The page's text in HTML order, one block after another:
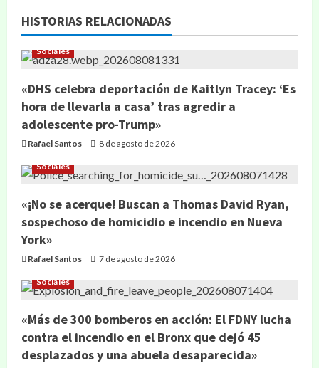
HISTORIAS RELACIONADAS
Sociales
«DHS celebra deportación de Kaitlyn Tracey: ‘Es
hora de llevarla a casa’ tras agredir a
adolescente pro-Trump»
Rafael Santos 8 de agosto de 2026
Sociales
«¡No se acerque! Buscan a Thomas David Ryan,
sospechoso de homicidio e incendio en Nueva
York»
Rafael Santos 7 de agosto de 2026
Sociales
«Más de 300 bomberos en acción: El FDNY lucha
contra el incendio en el Bronx que dejó 45
desplazados y una abuela desaparecida»